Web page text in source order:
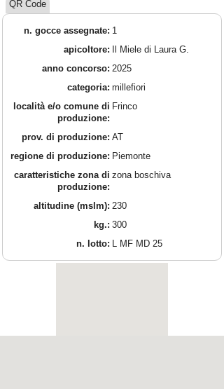
QR Code
n. gocce assegnate: 1
apicoltore:
Il Miele di Laura G.
anno concorso: 2025
categoria: millefiori
località e/o comune di
produzione:
Frinco
prov. di produzione: AT
regione di produzione: Piemonte
caratteristiche zona di
produzione:
zona boschiva
altitudine (mslm): 230
kg.: 300
n. lotto:
L MF MD 25